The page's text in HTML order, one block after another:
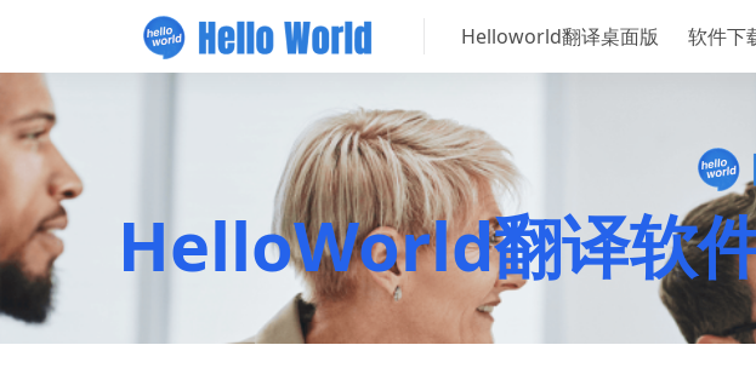
Helloworld翻译桌面版 软件下
HelloWorld翻译软